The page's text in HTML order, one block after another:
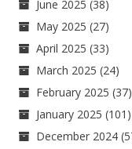
June 2025 (38)
May 2025 (27)
April 2025 (33)
March 2025 (24)
February 2025 (37)
January 2025 (101)
December 2024